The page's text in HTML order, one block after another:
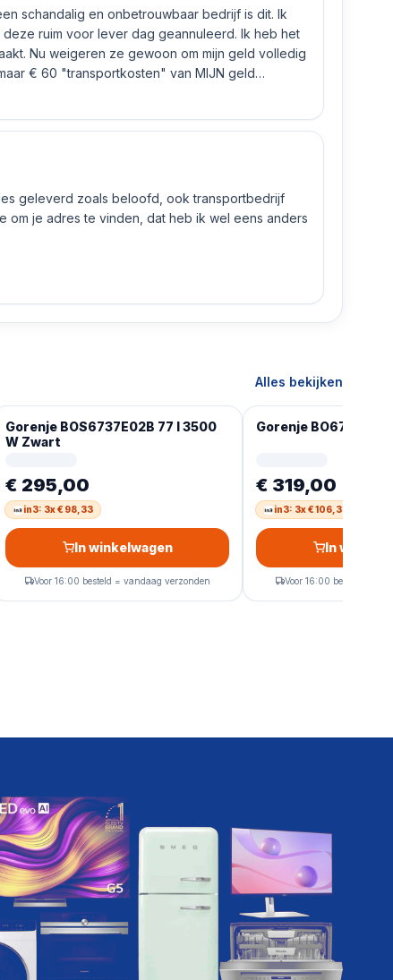
schandalig en onbetrouwbaar bedrijf is dit. Ik
ruim voor lever dag geannuleerd. Ik heb het
Nu weigeren ze gewoon om mijn geld volledig
€ 60 "transportkosten" van MIJN geld
geleverd zoals beloofd, ook transportbedrijf
om je adres te vinden, dat heb ik wel eens anders
Alles bekijken
Gorenje BOS6737E02B 77 l 3500
W Zwart
€ 295,00
in3: 3x € 98,33
In winkelwagen
Voor 16:00 besteld = vandaag verzonden
Gorenje
€ 319,00
in3: 3x € 106,33
In
Voor 16:00 besteld =